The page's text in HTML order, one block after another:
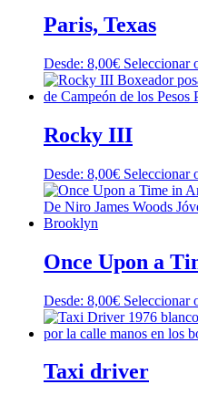
Paris, Texas
Desde: 8,00€ Seleccionar
Rocky III
Desde: 8,00€ Seleccionar
Once Upon a
Desde: 8,00€ Seleccionar
Taxi driver